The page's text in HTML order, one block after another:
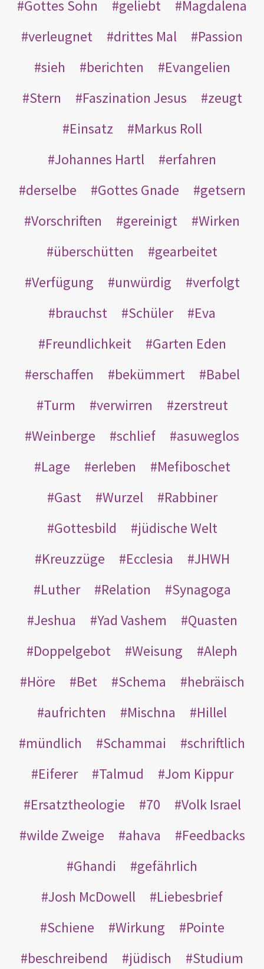
Gottes Sohn
geliebt
Magdalena
verleugnet
drittes Mal
Passion
sieh
berichten
Evangelien
Stern
Faszination Jesus
zeugt
Einsatz
Markus Roll
Johannes Hartl
erfahren
derselbe
Gottes Gnade
getsern
Vorschriften
gereinigt
Wirken
überschütten
gearbeitet
Verfügung
unwürdig
verfolgt
brauchst
Schüler
Eva
Freundlichkeit
Garten Eden
erschaffen
bekümmert
Babel
Turm
verwirren
zerstreut
Weinberge
schlief
asuweglos
Lage
erleben
Mefiboschet
Gast
Wurzel
Rabbiner
Gottesbild
jüdische Welt
Kreuzzüge
Ecclesia
JHWH
Luther
Relation
Synagoga
Jeshua
Yad Vashem
Quasten
Doppelgebot
Weisung
Aleph
Höre
Bet Schema
hebräisch
aufrichten
Mischna
Hillel
mündlich
Schammai
schriftlich
Eiferer
Talmud
Jom Kippur
Ersatztheologie
70
Volk Israel
wilde Zweige
ahava
Feedbacks
Ghandi
gefährlich
Josh McDowell
Liebesbrief
Schiene
Wirkung
Pointe
beschreibend
jüdisch Studium